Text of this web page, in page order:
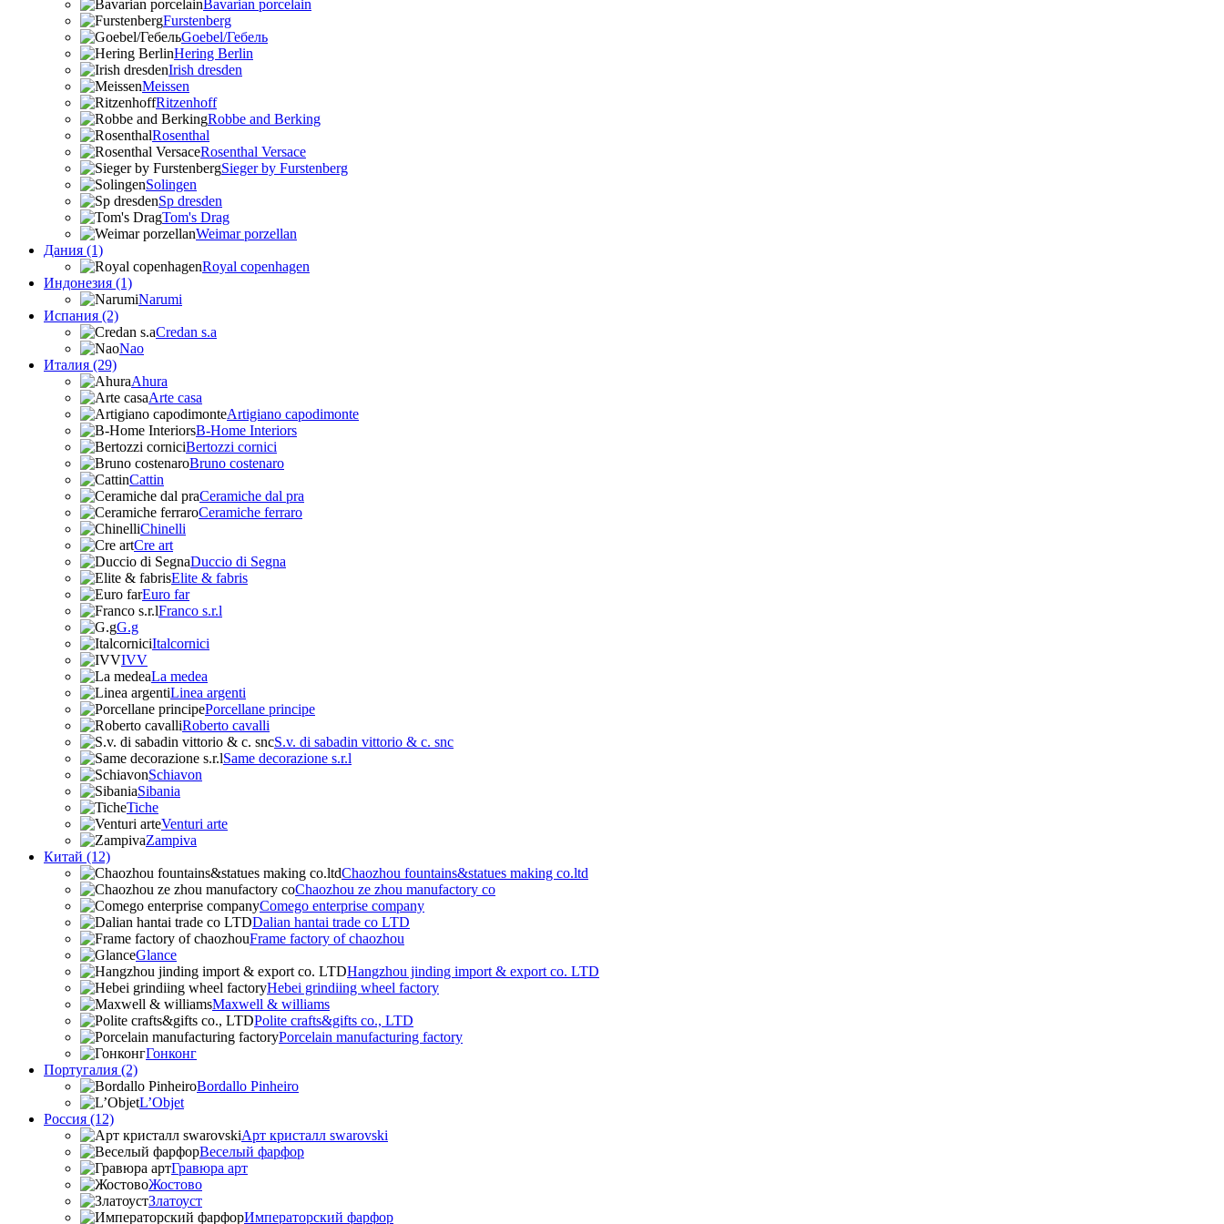
Bavarian porcelain
Furstenberg
Goebel/Гебель
Hering Berlin
Irish dresden
Meissen
Ritzenhoff
Robbe and Berking
Rosenthal
Rosenthal Versace
Sieger by Furstenberg
Solingen
Sp dresden
Tom's Drag
Weimar porzellan
Дания (1)
Royal copenhagen
Индонезия (1)
Narumi
Испания (2)
Credan s.a
Nao
Италия (29)
Ahura
Arte casa
Artigiano capodimonte
B-Home Interiors
Bertozzi cornici
Bruno costenaro
Cattin
Ceramiche dal pra
Ceramiche ferraro
Chinelli
Cre art
Duccio di Segna
Elite & fabris
Euro far
Franco s.r.l
G.g
Italcornici
IVV
La medea
Linea argenti
Porcellane principe
Roberto cavalli
S.v. di sabadin vittorio & c. snc
Same decorazione s.r.l
Schiavon
Sibania
Tiche
Venturi arte
Zampiva
Китай (12)
Chaozhou fountains&statues making co.ltd
Chaozhou ze zhou manufactory co
Comego enterprise company
Dalian hantai trade co LTD
Frame factory of chaozhou
Glance
Hangzhou jinding import & export co. LTD
Hebei grindiing wheel factory
Maxwell & williams
Polite crafts&gifts co., LTD
Porcelain manufacturing factory
Гонконг
Португалия (2)
Bordallo Pinheiro
L’Objet
Россия (12)
Арт кристалл swarovski
Веселый фарфор
Гравюра арт
Жостово
Златоуст
Императорский фарфор